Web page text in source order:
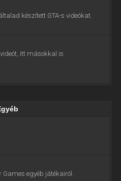
készített GTA-s videókat.
itt másokkal is
egyéb játékairól.